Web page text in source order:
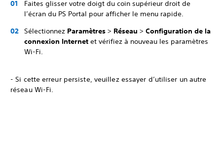
Faites glisser votre doigt du coin supérieur droit de
l’écran du PS Portal pour afficher le menu rapide.
Sélectionnez Paramètres > Réseau > Configuration de la
connexion Internet et vérifiez à nouveau les paramètres
Wi-Fi.
- Si cette erreur persiste, veuillez essayer d’utiliser un autre
réseau Wi-Fi.